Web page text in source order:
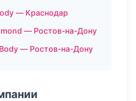
— Краснодар
— Ростов-на-Дону
— Ростов-на-Дону